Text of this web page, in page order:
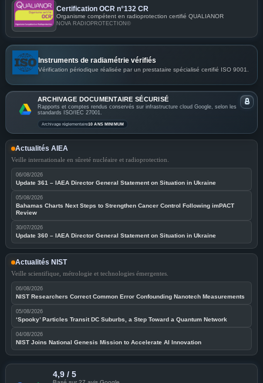
Certification OCR n°132 CR
Organisme compétent en radioprotection certifié QUALIANOR
NOVA RADIOPROTECTION©
Instruments de radiamétrie vérifiés
Vérification périodique réalisée par un prestataire spécialisé certifié ISO 9001.
ARCHIVAGE DOCUMENTAIRE SÉCURISÉ
Rapports et comptes rendus conservés sur infrastructure cloud Google, selon les
standards ISO/IEC 27001.
Archivage réglementaire10 ANS MINIMUM
Actualités AIEA
Veille internationale en sûreté nucléaire et radioprotection.
06/08/2026
Update 361 – IAEA Director General Statement on Situation in Ukraine
05/08/2026
Bahamas Charts Next Steps to Strengthen Cancer Control Following imPACT
Review
30/07/2026
Update 360 – IAEA Director General Statement on Situation in Ukraine
Actualités NIST
Veille scientifique, métrologie et technologies émergentes.
06/08/2026
NIST Researchers Correct Common Error Confounding Nanotech Measurements
05/08/2026
‘Spooky’ Particles Transit DC Suburbs, a Step Toward a Quantum Network
04/08/2026
NIST Joins National Genesis Mission to Accelerate AI Innovation
4,9 / 5